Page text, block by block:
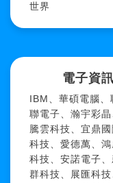
世界
電子資
IBM、華碩電腦
聯電子、瀚宇彩
騰雲科技、宜鼎
科技、愛德萬、
科技、安諾電子
群科技、展匯科